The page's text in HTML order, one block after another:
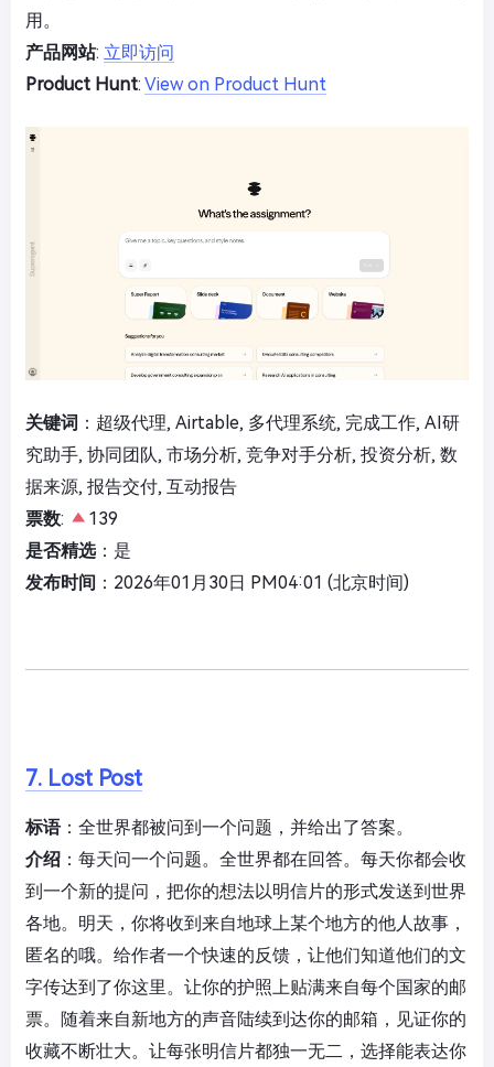
用。
产品网站: 立即访问
Product Hunt: View on Product Hunt
关键词 ：超级代理, Airtable, 多代理系统, 完成工作, AI研
究助手, 协同团队, 市场分析, 竞争对手分析, 投资分析, 数
据来源, 报告交付, 互动报告
票数:
139
是否精选：是
发布时间 ：2026年01月30日 PM04:01 (北京时间)
7. Lost Post
标语：全世界都被问到一个问题，并给出了答案。
介绍 ：每天问一个问题。全世界都在回答。每天你都会收
到一个新的提问，把你的想法以明信片的形式发送到世界
各地。明天，你将收到来自地球上某个地方的他人故事，
匿名的哦。给作者一个快速的反馈，让他们知道他们的文
字传达到了你这里。让你的护照上贴满来自每个国家的邮
票。随着来自新地方的声音陆续到达你的邮箱，见证你的
收藏不断壮大。让每张明信片都独一无二，选择能表达你